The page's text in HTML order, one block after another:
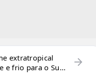
extratropical
e frio para o Sul
arrow_forward